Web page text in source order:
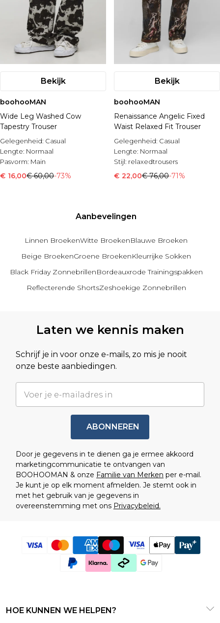
Bekijk
boohooMAN
Wide Leg Washed Cow
Tapestry Trouser
Gelegenheid: Casual
Lengte: Normaal
Pasvorm: Main
€ 16,00€ 60,00-73%
Bekijk
boohooMAN
Renaissance Angelic Fixed
Waist Relaxed Fit Trouser
Gelegenheid: Casual
Lengte: Normaal
Stijl: relaxedtrousers
€ 22,00€ 76,00-71%
Aanbevelingen
Linnen BroekenWitte BroekenBlauwe Broeken
Beige BroekenGroene BroekenKleurrijke Sokken
Black Friday ZonnebrillenBordeauxrode Trainingspakken
Reflecterende ShortsZeshoekige Zonnebrillen
Laten we kennis maken
Schrijf je in voor onze e-mails, zo mis je nooit
onze beste aanbiedingen.
ABONNEREN
Door je gegevens in te dienen ga je ermee akkoord
marketingcommunicatie te ontvangen van
BOOHOOMAN & onze Familie van Merken per e-mail.
Je kunt je op elk moment afmelden. Je stemt ook in
met het gebruik van je gegevens in
overeenstemming met ons Privacybeleid.
HOE KUNNEN WE HELPEN?